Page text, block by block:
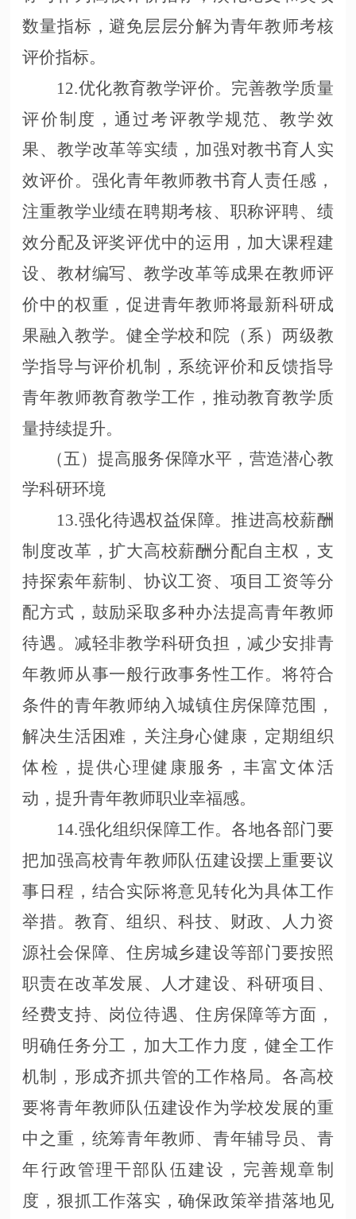
数量指标，避免层层分解为青年教师考核
评价指标。
12.优化教育教学评价。完善教学质量
评价制度，通过考评教学规范、教学效
果、教学改革等实绩，加强对教书育人实
效评价。强化青年教师教书育人责任感，
注重教学业绩在聘期考核、职称评聘、绩
效分配及评奖评优中的运用，加大课程建
设、教材编写、教学改革等成果在教师评
价中的权重，促进青年教师将最新科研成
果融入教学。健全学校和院（系）两级教
学指导与评价机制，系统评价和反馈指导
青年教师教育教学工作，推动教育教学质
量持续提升。
（五）提高服务保障水平，营造潜心教
学科研环境
13.强化待遇权益保障。推进高校薪酬
制度改革，扩大高校薪酬分配自主权，支
持探索年薪制、协议工资、项目工资等分
配方式，鼓励采取多种办法提高青年教师
待遇。减轻非教学科研负担，减少安排青
年教师从事一般行政事务性工作。将符合
条件的青年教师纳入城镇住房保障范围，
解决生活困难，关注身心健康，定期组织
体检，提供心理健康服务，丰富文体活
动，提升青年教师职业幸福感。
14.强化组织保障工作。各地各部门要
把加强高校青年教师队伍建设摆上重要议
事日程，结合实际将意见转化为具体工作
举措。教育、组织、科技、财政、人力资
源社会保障、住房城乡建设等部门要按照
职责在改革发展、人才建设、科研项目、
经费支持、岗位待遇、住房保障等方面，
明确任务分工，加大工作力度，健全工作
机制，形成齐抓共管的工作格局。各高校
要将青年教师队伍建设作为学校发展的重
中之重，统筹青年教师、青年辅导员、青
年行政管理干部队伍建设，完善规章制
度，狠抓工作落实，确保政策举措落地见